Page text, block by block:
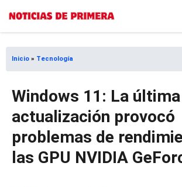
Saltar
contenido
Inicio » Tecnología
Windows 11: La última
actualización provocó
problemas de
las GPU NVIDIA